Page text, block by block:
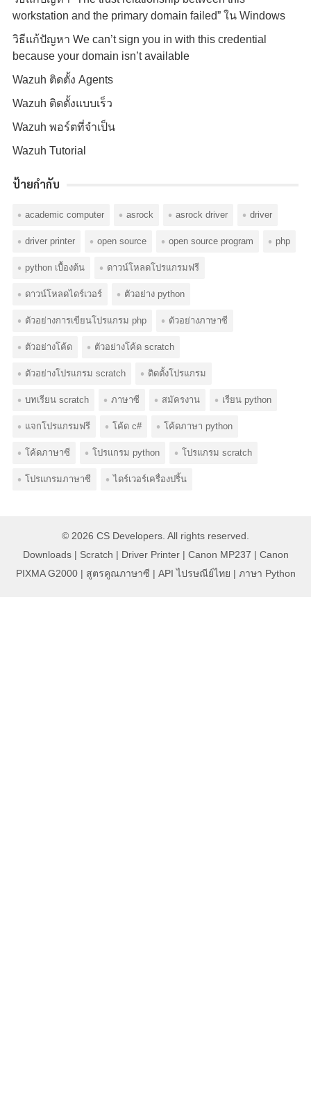
workstation and the primary domain failed” ใน Windows
วิธีแก้ปัญหา We can’t sign you in with this credential
because your domain isn’t available
Wazuh ติดตั้ง Agents
Wazuh ติดตั้งแบบเร็ว
Wazuh พอร์ตที่จำเป็น
Wazuh Tutorial
ป้ายกำกับ
academic computer asrock asrock driver driver
driver printer open source open source program php
python เบื้องต้น ดาวน์โหลดโปรแกรมฟรี
ดาวน์โหลดไดร์เวอร์ ตัวอย่าง python
ตัวอย่างการเขียนโปรแกรม php ตัวอย่างภาษาซี
ตัวอย่างโค้ด ตัวอย่างโค้ด scratch
ตัวอย่างโปรแกรม scratch ติดตั้งโปรแกรม
บทเรียน scratch ภาษาซี สมัครงาน เรียน python
แจกโปรแกรมฟรี โค้ด c# โค้ดภาษา python
โค้ดภาษาซี โปรแกรม python โปรแกรม scratch
โปรแกรมภาษาซี ไดร์เวอร์เครื่องปริ้น
© 2026 CS Developers . All rights reserved.
Downloads| Scratch | Driver Printer| Canon MP237 | Canon
PIXMA G2000| สูตรคูณภาษาซี | API ไปรษณีย์ไทย | ภาษา Python